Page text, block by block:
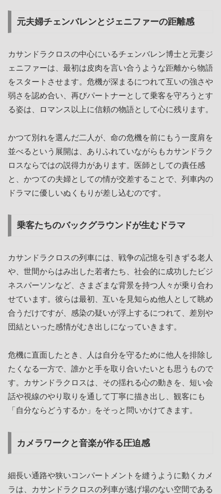
元夫婦チェンバレンとジェニファーの距離感
カサンドラクロスの中心にいるチェンバレン博士と元妻ジ
ェニファーは、最初は皮肉を言い合うような距離から物語
をスタートさせます。危機が深まるにつれて互いの強さや
弱さを認め合い、再びパートナーとして乗客を守ろうとす
る姿は、ロマンス以上に信頼の物語として心に残ります。
かつて別れを選んだ二人が、命の危機を前にもう一度肩を
並べるという展開は、ありふれていながらもカサンドラク
ロスならではの説得力があります。医師としての責任感
と、かつての夫婦としての情が交差することで、列車内の
ドラマに優しいぬくもりが差し込むのです。
乗客たちのバックグラウンドが生むドラマ
カサンドラクロスの列車には、戦争の記憶を引きずる老人
や、世間からはみ出した若者たち、社会的に成功したビジ
ネスパーソンなど、さまざまな背景を持つ人々が乗り合わ
せています。彼らは最初、互いを見知らぬ他人として眺め
合うだけですが、感染の疑いが浮上するにつれて、差別や
団結といった感情がむき出しになっていきます。
危機に直面したとき、人は自分を守るために他人を排除し
たくなる一方で、誰かと手を取り合いたいとも思うもので
す。カサンドラクロスは、その揺れる心の動きを、短い会
話や視線のやり取りを通して丁寧に描き出し、観客にも
「自分ならどうするか」をそっと問いかけてきます。
カメラワークと音楽が作る圧迫感
細長い通路や狭いコンパートメントを縫うように動くカメ
ラは、カサンドラクロスの列車が逃げ場のない空間である